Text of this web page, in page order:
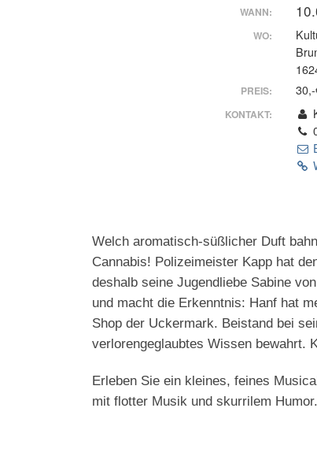
WANN:
WO:
PREIS:
KONTAKT:
Welch aromatisch-süßlicher Duft
Cannabis! Polizeimeister Kapp hat
deshalb seine Jugendliebe Sabine
und macht die Erkenntnis: Hanf hat
Shop der Uckermark. Beistand bei
verlorengeglaubtes Wissen bewahrt.
Erleben Sie ein kleines, feines
mit flotter Musik und skurrilem Humor.